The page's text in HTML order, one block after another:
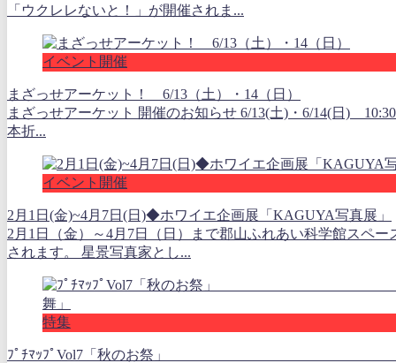
「ウクレレないと！」が開催されま...
イベント開催
まざっせアーケット！ 6/13（土）・14（日）
まざっせアーケット 開催のお知らせ 6/13(土)・6/14(日)
本折...
イベント開催
2月1日(金)~4月7日(日)◆ホワイエ企画展「KAGUYA写真展」
2月1日（金）～4月7日（日）まで郡山ふれあい科学館スペ
されます。 星景写真家とし...
特集
ﾌﾟﾁﾏｯﾌﾟVol7「秋のお祭」 ⑦田村市